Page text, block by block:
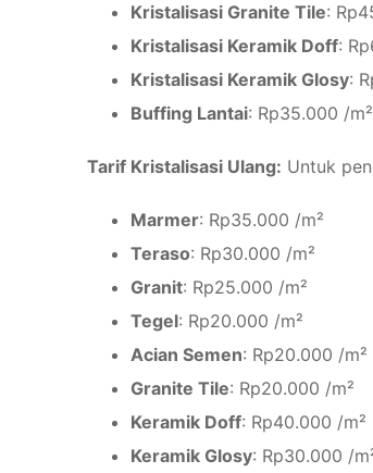
Kristalisasi Granite Tile:
Kristalisasi Keramik Doff:
Kristalisasi Keramik Glosy:
Buffing Lantai: Rp35.000 /m²
Tarif Kristalisasi Ulang: Untuk
Marmer: Rp35.000 /m²
Teraso: Rp30.000 /m²
Granit: Rp25.000 /m²
Tegel: Rp20.000 /m²
Acian Semen: Rp20.000 /m²
Granite Tile: Rp20.000 /m²
Keramik Doff: Rp40.000 /m²
Keramik Glosy: Rp30.000 /